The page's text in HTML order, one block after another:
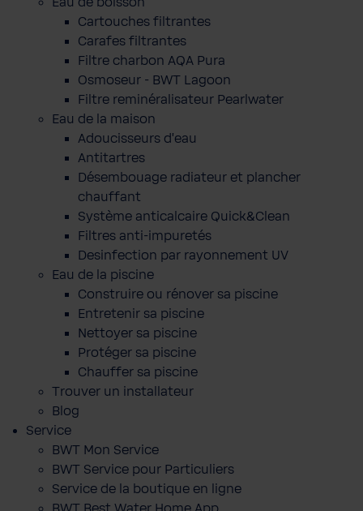
Cartouches filtrantes
Carafes filtrantes
Filtre charbon AQA Pura
Osmoseur - BWT Lagoon
Filtre reminéralisateur Pearlwater
Eau de la maison
Adoucisseurs d'eau
Antitartres
Désembouage radiateur et plancher
chauffant
Système anticalcaire Quick&Clean
Filtres anti-impuretés
Desinfection par rayonnement UV
Eau de la piscine
Construire ou rénover sa piscine
Entretenir sa piscine
Nettoyer sa piscine
Protéger sa piscine
Chauffer sa piscine
Trouver un installateur
Blog
Service
BWT Mon Service
BWT Service pour Particuliers
Service de la boutique en ligne